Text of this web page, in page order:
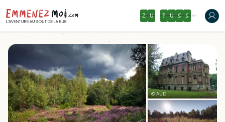
Z U F U S S
© AUD